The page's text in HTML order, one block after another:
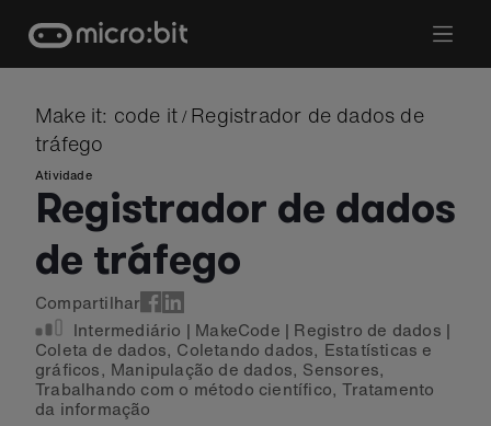
content
Make it: code it / Registrador de dados de
tráfego
Atividade
Registrador de dados
de tráfego
Compartilhar
Intermediário | MakeCode | Registro de dados |
Coleta de dados, Coletando dados, Estatísticas e
gráficos, Manipulação de dados, Sensores,
Trabalhando com o método científico,Tratamento
da informação